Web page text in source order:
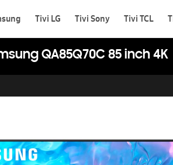
Tivi LG Tivi Sony Tivi TCL
QA85Q70C 85 inch 4K